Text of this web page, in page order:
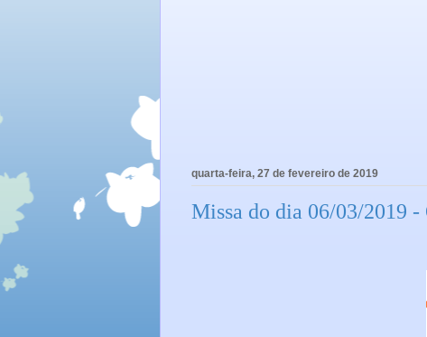
quarta-feira, 27 de fevereiro de 2019
Missa do dia 06/03/2019